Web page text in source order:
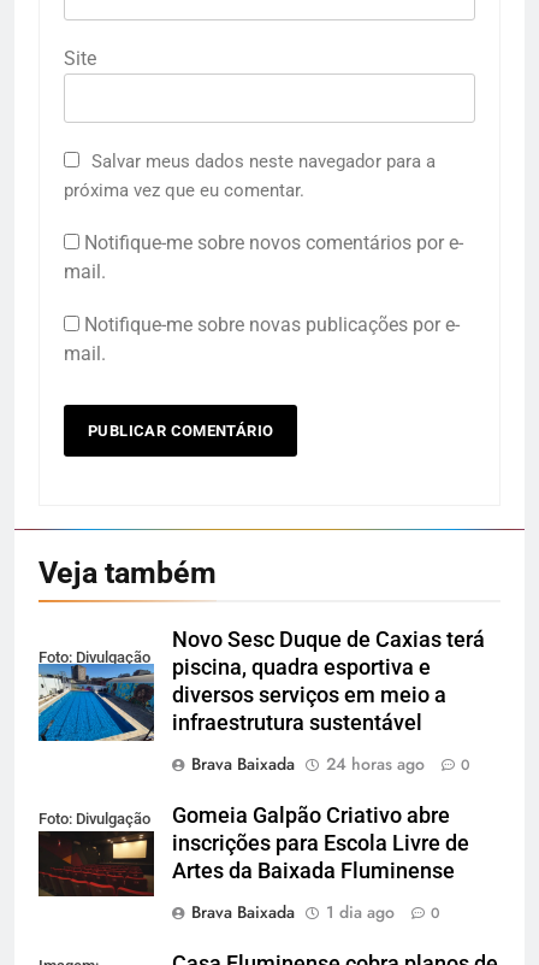
Site
Salvar meus dados neste navegador para a
próxima vez que eu comentar.
Notifique-me sobre novos comentários por e-
mail.
Notifique-me sobre novas publicações por e-
mail.
Veja também
Foto: Divulgação
Novo Sesc Duque de Caxias terá
piscina, quadra esportiva e
diversos serviços em meio a
infraestrutura sustentável
Brava Baixada
24 horas ago 0
Foto: Divulgação
Gomeia Galpão Criativo abre
inscrições para Escola Livre de
Artes da Baixada Fluminense
Brava Baixada
1 dia ago 0